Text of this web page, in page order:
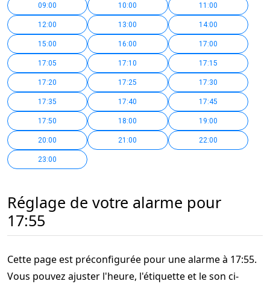
09:00 10:00 11:00
12:00 13:00 14:00
15:00 16:00 17:00
17:05 17:10 17:15
17:20 17:25 17:30
17:35 17:40 17:45
17:50 18:00 19:00
20:00 21:00 22:00
23:00
Réglage de votre alarme pour
17:55
Cette page est préconfigurée pour une alarme à 17:55.
Vous pouvez ajuster l'heure, l'étiquette et le son ci-